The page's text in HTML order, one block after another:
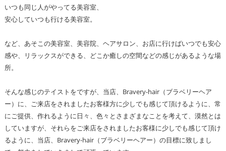
いつも同じ人がやってる美容室、
安心していつも行ける美容室。
など、あそこの美容室、美容院、ヘアサロン、お店に行けばいつでも安心
感や、リラックスができる、どこか癒しの空間などの感じがあるような場
所。
そんな感じのテイストをですが、当店、Bravery-hair（ブラベリーヘア
ー）に、ご来店をされましたお客様方に少しでも感じて頂けるように、常
にご提供、作れるように日々、色々とさまざまなことを考えて、漠然とは
していますが、それらをご来店をされましたお客様に少しでも感じて頂け
るように、当店、Bravery-hair（ブラベリーヘアー）の目標に致しまし